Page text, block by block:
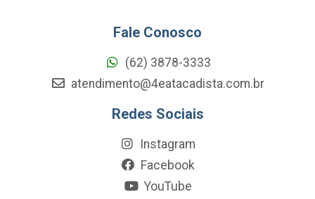
Fale Conosco
(62) 3878-3333
atendimento@4eatacadista.com.br
Redes Sociais
Instagram
Facebook
YouTube